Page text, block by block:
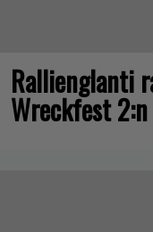
Rallienglanti
Wreckfest